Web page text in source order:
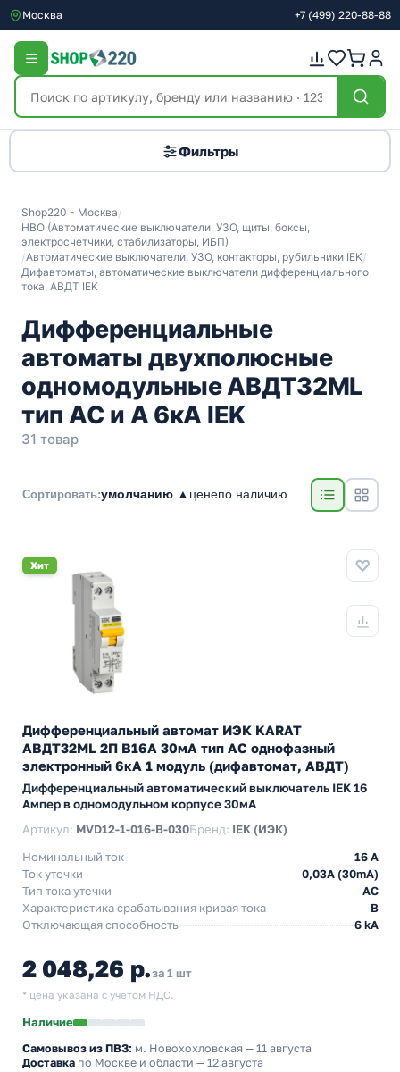
Москва +7 (499) 220-88-88
Фильтры
Shop220 - Москва/
НВО (Автоматические выключатели, УЗО, щиты, боксы,
электросчетчики, стабилизаторы, ИБП)
/Автоматические выключатели, УЗО, контакторы, рубильники IEK/
Дифавтоматы, автоматические выключатели дифференциального
тока, АВДТ IEK
Дифференциальные
автоматы двухполюсные
одномодульные АВДТ32МL
тип АС и А 6кА IEK
31 товар
Сортировать:умолчанию ▲ ценепо наличию
Хит
Дифференциальный автомат ИЭК KARAT
АВДТ32МL 2П В16А 30мА тип АС однофазный
электронный 6кА 1 модуль (дифавтомат, АВДТ)
Дифференциальный автоматический выключатель IEK 16
Ампер в одномодульном корпусе 30мА
Артикул: MVD12-1-016-B-030Бренд: IEK (ИЭК)
Номинальный ток
16 А
Ток утечки
0,03A (30mA)
Тип тока утечки
AC
Характеристика срабатывания кривая тока
B
Отключающая способность
6 kA
2 048,26 р.за 1 шт
* цена указана с учетом НДС.
Наличие
Самовывоз из ПВЗ: м. Новохохловская — 11 августа
Доставка по Москве и области — 12 августа